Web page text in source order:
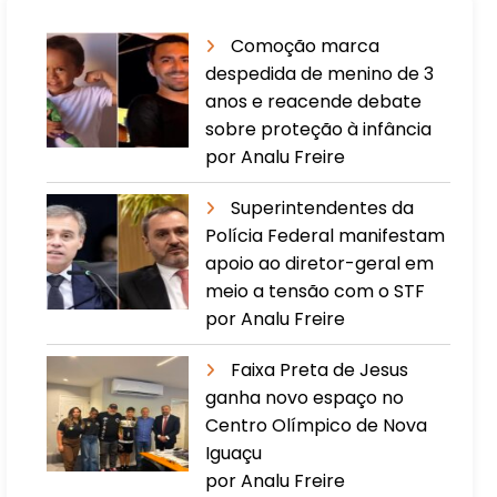
Comoção marca
despedida de menino de 3
anos e reacende debate
sobre proteção à infância
por Analu Freire
Superintendentes da
Polícia Federal manifestam
apoio ao diretor-geral em
meio a tensão com o STF
por Analu Freire
Faixa Preta de Jesus
ganha novo espaço no
Centro Olímpico de Nova
Iguaçu
por Analu Freire